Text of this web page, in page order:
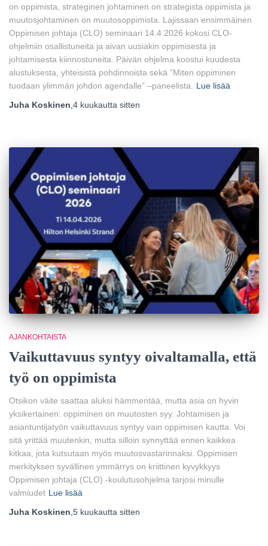
on oppimista, strateginen johtaminen on strategista oppimista ja
muutosjohtaminen on muutosoppimista. Lajissaan ensimmäinen
Oppimisen johtaja (CLO) seminaari 14.4.2026 kokosi CLO-
ohjelmiin osallistuneita ja aivan uusiakin oppimisesta ja
johtamisesta kiinnostuneita. Päivän ohjelma koostui kuudesta
alustuksesta, yhteisistä pohdinnoista sekä ”Miten oppiminen
tuodaan ylimmän johdon agendalle” –paneelista.
Lue lisää
Juha Koskinen 4 kuukautta sitten
AJANKOHTAISTA
Vaikuttavuus syntyy oivaltamalla, että
työ on oppimista
Otsikon väite saattaa aluksi hämmentää, mutta asia on hyvin
yksikertainen: oppiminen on muutosten syy. Johtamisen ja
asiantuntijatyön vaikuttavuus syntyy vain oppimisen kautta. Voi
sitä yrittää muutenkin, mutta silloin synnyttää ennen kaikkea
kitkaa, jota kutsutaan myös muutosvastarinnaksi. Oppimisen
merkityksen syvällinen ymmärrys on kriittinen kyvykkyys
Oppimisen johtaja (CLO) -koulutusohjelma tarjosi minulle
valmiudet Lue lisää
Juha Koskinen,5 kuukautta sitten